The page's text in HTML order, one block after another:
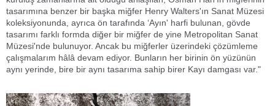
tasarımına benzer bir başka miğfer Henry Walters'ın Sanat Müzesi
koleksiyonunda, ayrıca ön tarafında ‘Ayın' harfi bulunan, gövde
tasarımı farklı formda diğer bir miğfer de yine Metropolitan Sanat
Müzesi'nde bulunuyor. Ancak bu miğferler üzerindeki çözümleme
çalışmalarım hâlâ devam ediyor. Bunların her birinin ön yüzünün
aynı yerinde, bire bir aynı tasarıma sahip birer Kayı damgası var."